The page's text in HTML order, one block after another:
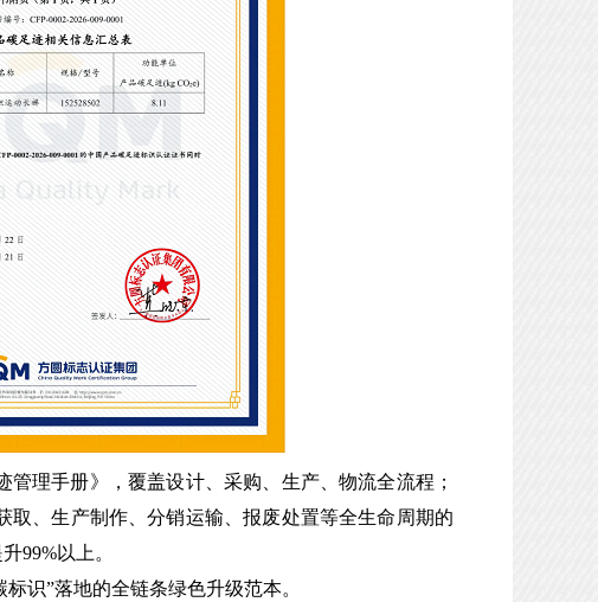
理手册》，覆盖设计、采购、生产、物流全流程；
、生产制作、分销运输、报废处置等全生命周期的
99%以上。
识”落地的全链条绿色升级范本。